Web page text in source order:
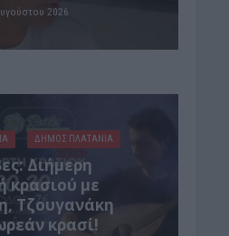
2026
ΔΉΜΟΣ ΠΛΑΤΑΝΙΆ
Διήμερη
κρασιού με
Τζουγανάκη
κρασί!